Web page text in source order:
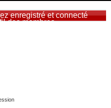
enregistré et connecté
des membres.